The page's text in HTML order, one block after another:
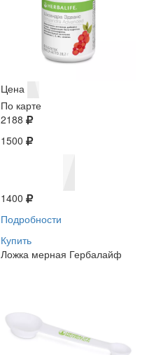
Цена
По карте
2188
1500
1400
Подробности
Купить
Ложка мерная Гербалайф